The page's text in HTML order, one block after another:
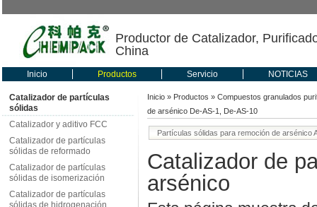
Productor de Catalizador,
China
Inicio Productos Servicio NOTICIAS
Catalizador de partículas
sólidas
Catalizador y aditivo FCC
Catalizador de partículas
sólidas de reformado
Catalizador de partículas
sólidas de isomerización
Catalizador de partículas
sólidas de hidrogenación
Inicio» Productos » Compuestos granulados
de arsénico De-AS-1, De-AS-10
Partículas sólidas para remoción de arsénico
Catalizador de
arsénico